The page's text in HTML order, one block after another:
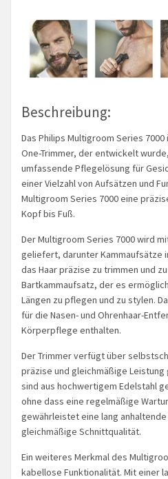
Beschreibung:
Das Philips Multigroom Series
One-Trimmer, der entwickelt
umfassende Pflegelösung für
einer Vielzahl von Aufsätzen und
Multigroom Series 7000 eine
Kopf bis Fuß.
Der Multigroom Series 7000 wird
geliefert, darunter Kammaufsätze
das Haar präzise zu trimmen und
Bartkammaufsatz, der es
Längen zu pflegen und zu stylen.
für die Nasen- und Ohrenhaar-
Körperpflege enthalten.
Der Trimmer verfügt über
präzise und gleichmäßige Leistung
sind aus hochwertigem Edelstahl
ohne dass eine regelmäßige
gewährleistet eine lang
gleichmäßige Schnittqualität.
Ein weiteres Merkmal des
kabellose Funktionalität. Mit einer